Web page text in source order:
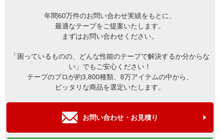
年間60万件のお問い合わせ実績をもとに、
最適なテープをご提案いたします。
まずはお問い合わせください。
「困っているものの、どんな性能のテープで解決するか分からな
い」でもご安心ください！
テープのプロが約3,800種類、8万アイテムの中から、
ピッタリな商品を選定いたします。
お問い合わせ・お見積り